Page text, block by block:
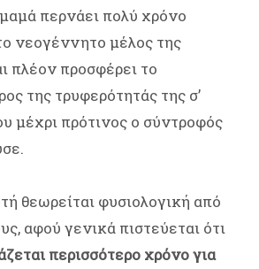
μαμά περνάει πολύ χρόνο
νεογέννητο μέλος της
πλέον προσφέρει το
της τρυφερότητάς της σ’
μέχρι πρότινος ο σύντροφός
θεωρείται φυσιολογική από
αφού γενικά πιστεύεται ότι
περισσότερο χρόνο για